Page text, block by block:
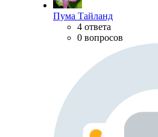
Пума Тайланд
4 ответа
0 вопросов